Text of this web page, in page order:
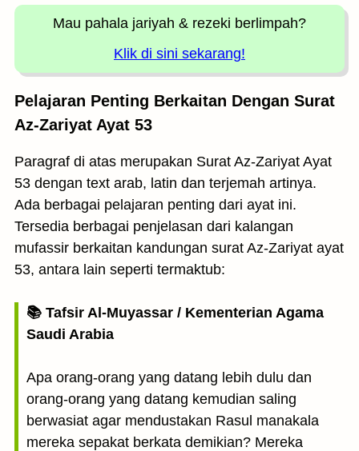
Mau pahala jariyah & rezeki berlimpah?
Klik di sini sekarang!
Pelajaran Penting Berkaitan Dengan Surat
Az-Zariyat Ayat 53
Paragraf di atas merupakan Surat Az-Zariyat Ayat
53 dengan text arab, latin dan terjemah artinya.
Ada berbagai pelajaran penting dari ayat ini.
Tersedia berbagai penjelasan dari kalangan
mufassir berkaitan kandungan surat Az-Zariyat ayat
53, antara lain seperti termaktub:
📚 Tafsir Al-Muyassar / Kementerian Agama
Saudi Arabia
Apa orang-orang yang datang lebih dulu dan
orang-orang yang datang kemudian saling
berwasiat agar mendustakan Rasul manakala
mereka sepakat berkata demikian? Mereka